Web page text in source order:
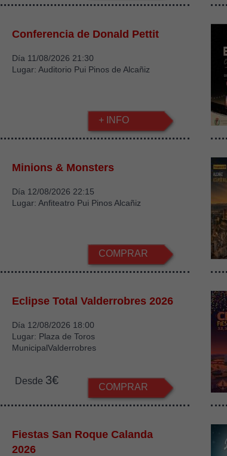
Conferencia de Donald Pettit
Día 11/08/2026 21:30
Lugar: Auditorio Pui Pinos de Alcañiz
+ INFO
Minions & Monsters
Día 12/08/2026 22:15
Lugar: Anfiteatro Pui Pinos Alcañiz
COMPRAR
Eclipse Total Valderrobres 2026
Día 12/08/2026 18:00
Lugar: Plaza de Toros
MunicipalValderrobres
Desde 3€
COMPRAR
Fiestas San Roque Calanda
2026